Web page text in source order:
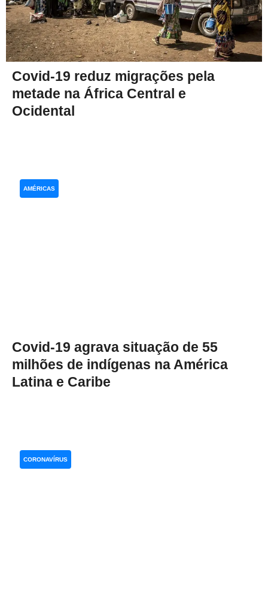
Covid-19 reduz migrações pela
metade na África Central e
Ocidental
Covid-19 agrava situação de 55
milhões de indígenas na América
Latina e Caribe
AMÉRICAS
CORONAVÍRUS